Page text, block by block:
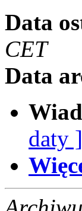
Data
CET
Data
daty ]